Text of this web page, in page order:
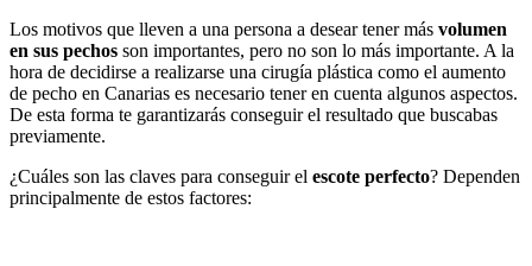
Los motivos que lleven a una persona a desear tener más volumen
en sus pechos son importantes, pero no son lo más importante. A la
hora de decidirse a realizarse una cirugía plástica como el aumento
de pecho en Canarias es necesario tener en cuenta algunos aspectos.
De esta forma te garantizarás conseguir el resultado que buscabas
previamente.
¿Cuáles son las claves para conseguir el escote perfecto? Dependen
principalmente de estos factores: